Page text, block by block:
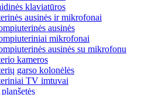
klaviatūros
ausinės ir mikrofonai
ausinės
mikrofonai
ausinės su mikrofonu
kameros
garso kolonėlės
TV imtuvai